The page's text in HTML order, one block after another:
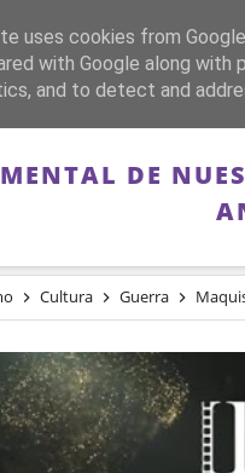
PORTADA
DE
Cultura Guerra
uses cookies from
with Google along
and to detect and